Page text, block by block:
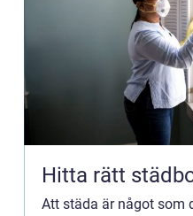
Hitta rätt
Att städa är något som